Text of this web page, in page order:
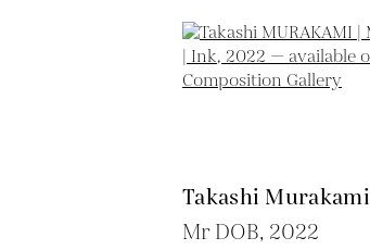
Takashi Murakami
Mr DOB, 2022